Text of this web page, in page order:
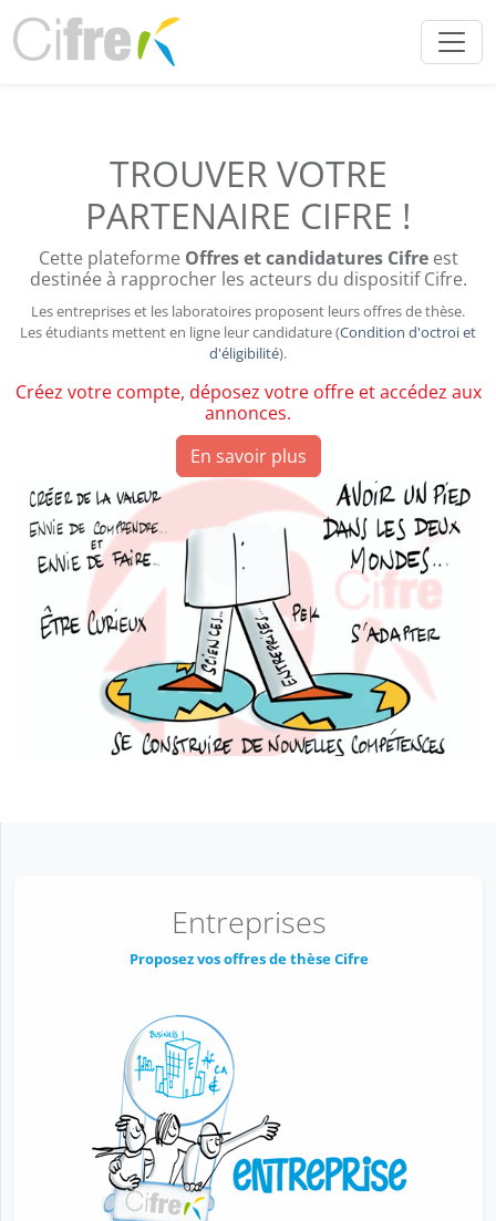
TROUVER VOTRE
PARTENAIRE CIFRE !
Cette plateforme Offres et candidatures Cifreest
destinée à rapprocher les acteurs du dispositif Cifre.
Les entreprises et les laboratoires proposent leurs offres de thèse.
Les étudiants mettent en ligne leur candidature (Condition d'octroi et
d'éligibilité).
Créez votre compte, déposez votre offre et accédez aux
annonces.
En savoir plus
Entreprises
Proposez vos offres de thèse Cifre